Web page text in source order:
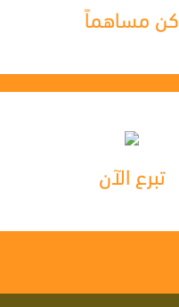
كن مساهماً
تبرع الآن